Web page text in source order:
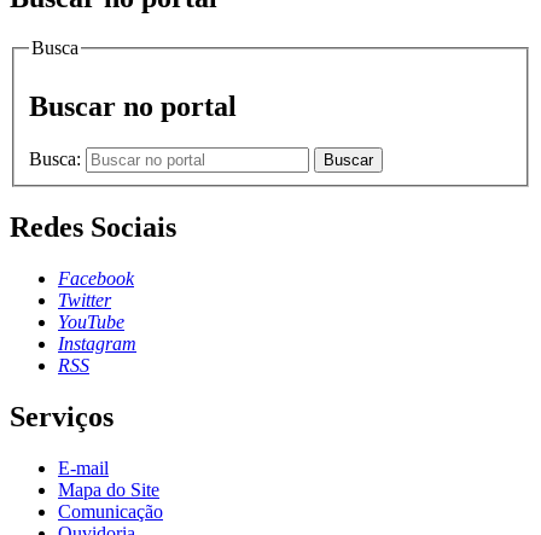
Busca
Buscar no portal
Busca: Buscar
Redes Sociais
Facebook
Twitter
YouTube
Instagram
RSS
Serviços
E-mail
Mapa do Site
Comunicação